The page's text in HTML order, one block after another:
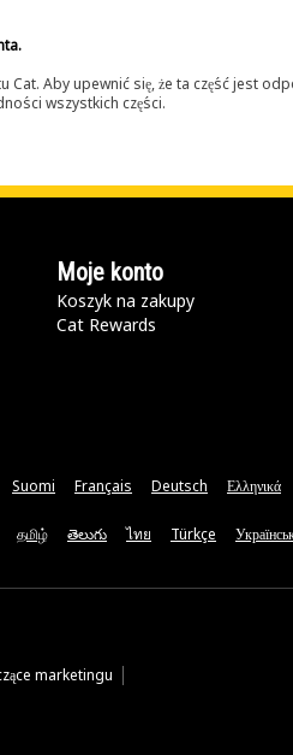
Aby upewnić się, że ta część jest
wszystkich części.
Moje konto
Koszyk na zakupy
Cat Rewards
Suomi Français Deutsch Ελληνικά
தமிழ் తెలుగు ไทย Türkçe
marketingu